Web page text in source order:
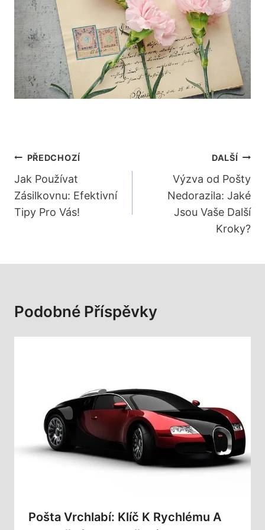
Navigace
Pro
Příspěvek
PŘEDCHOZÍ
Jak Používat
Zásilkovnu: Efektivní
Tipy Pro Vás!
DALŠÍ
Výzva od Pošty
Nedorazila: Jaké
Jsou Vaše Další
Kroky?
Podobné Příspěvky
Pošta Vrchlabí: Klíč K Rychlému A